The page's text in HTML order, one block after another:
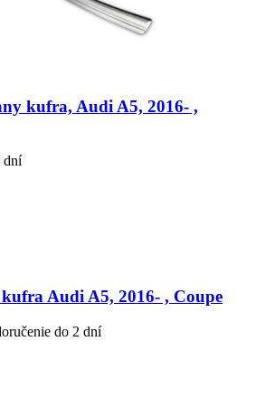
kufra, Audi A5, 2016- ,
dní
Audi A5, 2016- , Coupe
do 2 dní